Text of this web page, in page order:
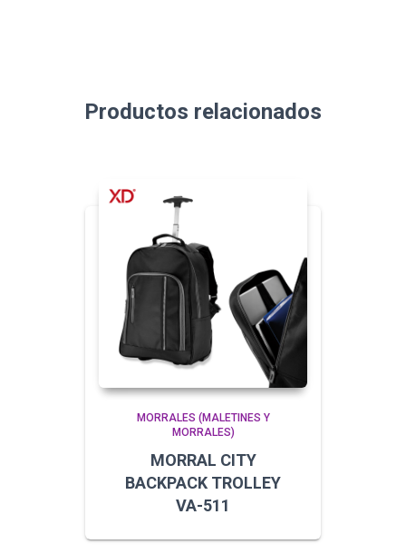
Productos relacionados
MORRALES (MALETINES Y
MORRALES)
MORRAL CITY
BACKPACK TROLLEY
VA-511